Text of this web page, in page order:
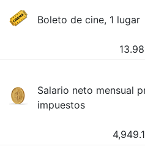
Boleto de cine, 1 lugar
13.98
Salario neto mensual
impuestos